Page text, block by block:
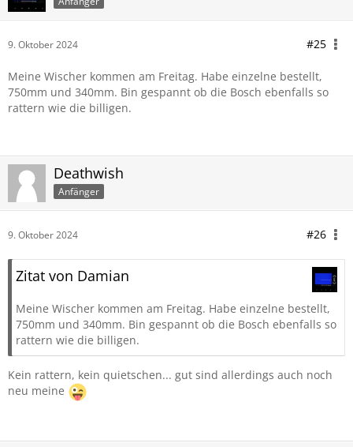
9. Oktober 2024 #25
Meine Wischer kommen am Freitag. Habe einzelne bestellt,
750mm und 340mm. Bin gespannt ob die Bosch ebenfalls so
rattern wie die billigen.
Deathwish
Anfänger
9. Oktober 2024 #26
Zitat von Damian
Meine Wischer kommen am Freitag. Habe einzelne bestellt,
750mm und 340mm. Bin gespannt ob die Bosch ebenfalls so
rattern wie die billigen.
Kein rattern, kein quietschen... gut sind allerdings auch noch
neu meine